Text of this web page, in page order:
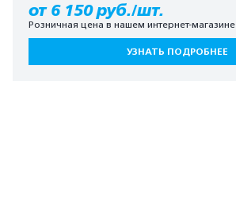
от 6 150 руб./шт.
Розничная цена в нашем интернет-магазине
УЗНАТЬ ПОДРОБНЕЕ